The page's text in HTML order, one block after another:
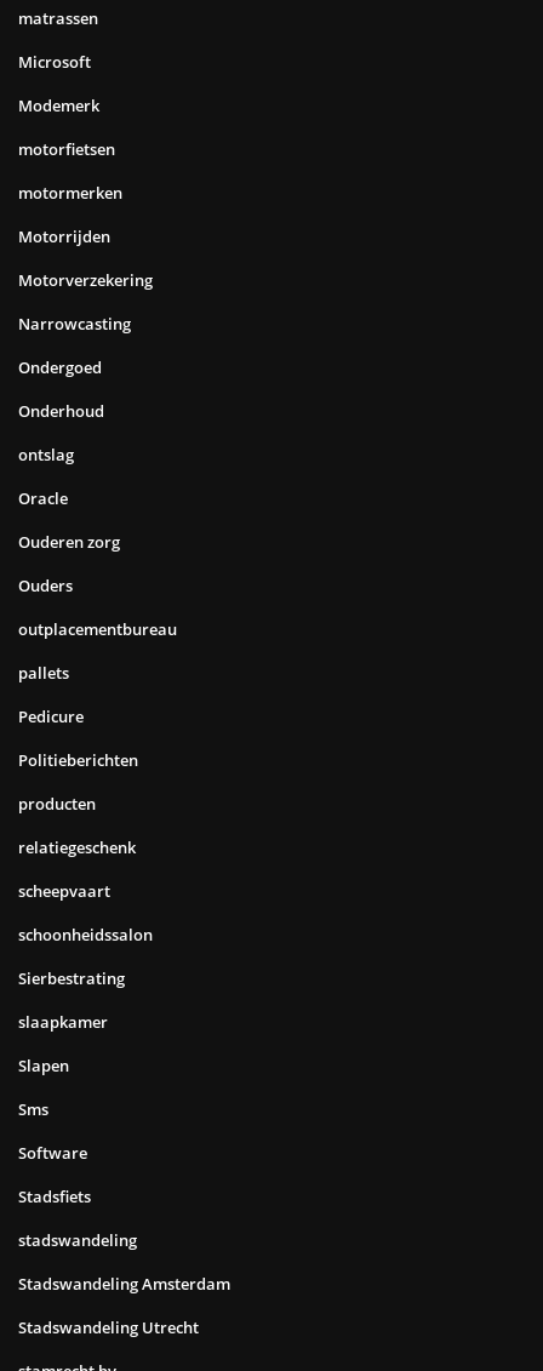
matrassen
Microsoft
Modemerk
motorfietsen
motormerken
Motorrijden
Motorverzekering
Narrowcasting
Ondergoed
Onderhoud
ontslag
Oracle
Ouderen zorg
Ouders
outplacementbureau
pallets
Pedicure
Politieberichten
producten
relatiegeschenk
scheepvaart
schoonheidssalon
Sierbestrating
slaapkamer
Slapen
Sms
Software
Stadsfiets
stadswandeling
Stadswandeling Amsterdam
Stadswandeling Utrecht